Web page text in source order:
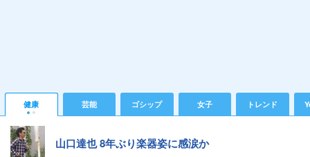
健康 芸能 ゴシップ 女子 トレンド
山口達也 8年ぶり楽器姿に感涙か